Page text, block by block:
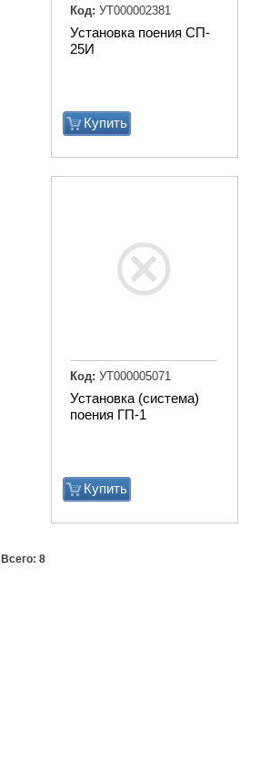
Установка поения СП-
25И
Купить
Код: УТ000002381
Установка (система)
поения ГП-1
Купить
Код: УТ000005071
Всего: 8